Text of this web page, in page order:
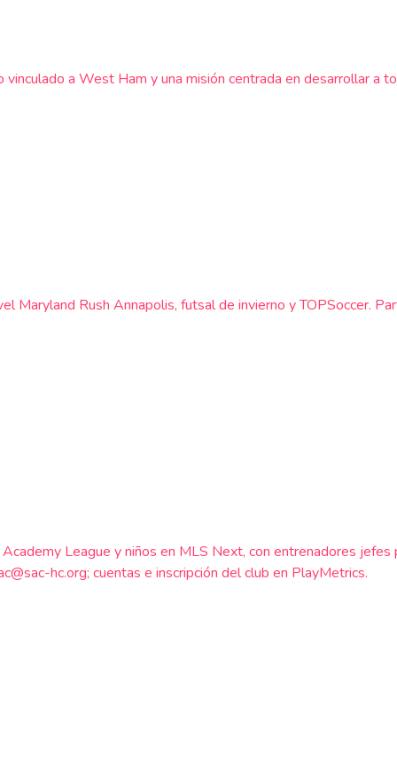
a West Ham y una misión centrada en desarrollar a
Maryland Rush Annapolis, futsal de invierno y TOPSoccer.
League y niños en MLS Next, con entrenadores jefes
hc.org; cuentas e inscripción del club en PlayMetrics.